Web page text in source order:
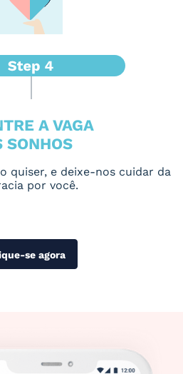
A VAGA
SONHOS
quiser, e deixe-nos cuidar da
por você.
se agora